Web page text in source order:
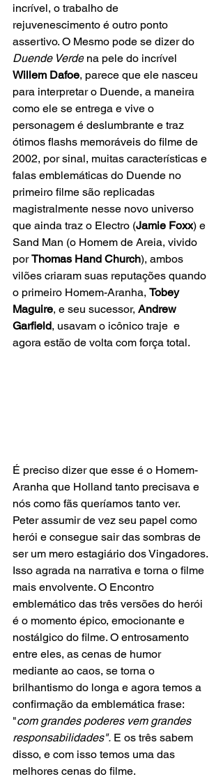
incrível, o trabalho de
rejuvenescimento é outro ponto
assertivo. O Mesmo pode se dizer do
Duende Verde na pele do incrível
Willem Dafoe, parece que ele nasceu
para interpretar o Duende, a maneira
como ele se entrega e vive o
personagem é deslumbrante e traz
ótimos flashs memoráveis do filme de
2002, por sinal, muitas características e
falas emblemáticas do Duende no
primeiro filme são replicadas
magistralmente nesse novo universo
que ainda traz o Electro (Jamie Foxx) e
Sand Man (o Homem de Areia, vivido
por Thomas Hand Church), ambos
vilões criaram suas reputações quando
o primeiro Homem-Aranha, Tobey
Maguire, e seu sucessor, Andrew
Garfield, usavam o icônico traje  e
agora estão de volta com força total.
É preciso dizer que esse é o Homem-
Aranha que Holland tanto precisava e
nós como fãs queríamos tanto ver.
Peter assumir de vez seu papel como
herói e consegue sair das sombras de
ser um mero estagiário dos Vingadores.
Isso agrada na narrativa e torna o filme
mais envolvente. O Encontro
emblemático das três versões do herói
é o momento épico, emocionante e
nostálgico do filme. O entrosamento
entre eles, as cenas de humor
mediante ao caos, se torna o
brilhantismo do longa e agora temos a
confirmação da emblemática frase:
"com grandes poderes vem grandes
responsabilidades". E os três sabem
disso, e com isso temos uma das
melhores cenas do filme.